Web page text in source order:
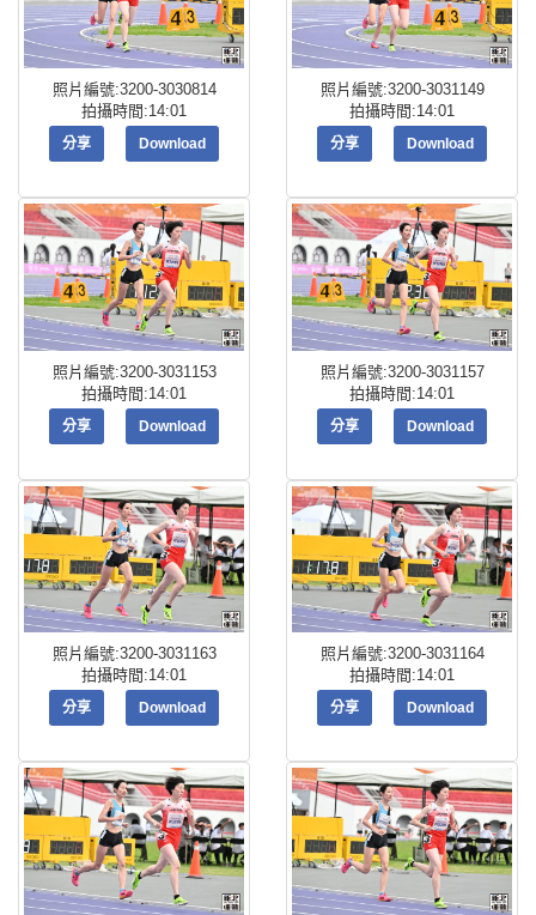
照片編號:3200-3030814
拍攝時間:14:01
分享 Download
照片編號:3200-3031149
拍攝時間:14:01
分享 Download
照片編號:3200-3031153
拍攝時間:14:01
分享 Download
照片編號:3200-3031157
拍攝時間:14:01
分享 Download
照片編號:3200-3031163
拍攝時間:14:01
分享 Download
照片編號:3200-3031164
拍攝時間:14:01
分享 Download